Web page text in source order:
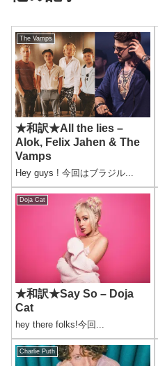
The Vamps
★和訳★All the lies –
Alok, Felix Jahen & The
Vamps
Hey guys ! 今回はブラジル...
Doja Cat
★和訳★Say So – Doja
Cat
hey there folks!今回...
Charlie Puth